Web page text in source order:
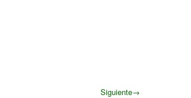
Siguiente→